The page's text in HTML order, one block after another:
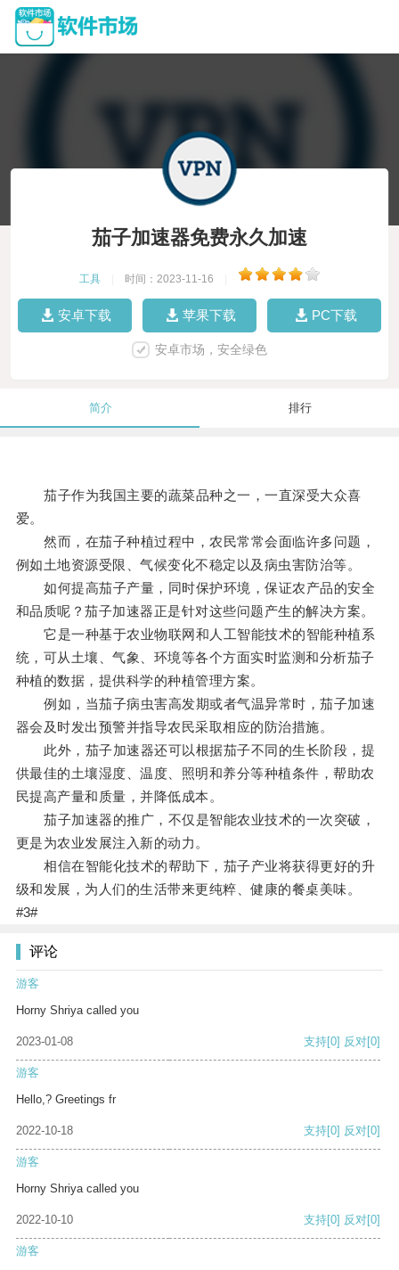
茄子加速器免费永久加速
工具 时间：2023-11-16
安卓下载 苹果下载 PC下载
安卓市场，安全绿色
简介 排行
茄子作为我国主要的蔬菜品种之一，一直深受大众喜
爱。
然而，在茄子种植过程中，农民常常会面临许多问题，
例如土地资源受限、气候变化不稳定以及病虫害防治等。
如何提高茄子产量，同时保护环境，保证农产品的安全
和品质呢？茄子加速器正是针对这些问题产生的解决方案。
它是一种基于农业物联网和人工智能技术的智能种植系
统，可从土壤、气象、环境等各个方面实时监测和分析茄子
种植的数据，提供科学的种植管理方案。
例如，当茄子病虫害高发期或者气温异常时，茄子加速
器会及时发出预警并指导农民采取相应的防治措施。
此外，茄子加速器还可以根据茄子不同的生长阶段，提
供最佳的土壤湿度、温度、照明和养分等种植条件，帮助农
民提高产量和质量，并降低成本。
茄子加速器的推广，不仅是智能农业技术的一次突破，
更是为农业发展注入新的动力。
相信在智能化技术的帮助下，茄子产业将获得更好的升
级和发展，为人们的生活带来更纯粹、健康的餐桌美味。
#3#
评论
游客
Horny Shriya called you
2023-01-08 支持[0] 反对[0]
游客
Hello,? Greetings fr
2022-10-18 支持[0] 反对[0]
游客
Horny Shriya called you
2022-10-10 支持[0] 反对[0]
游客